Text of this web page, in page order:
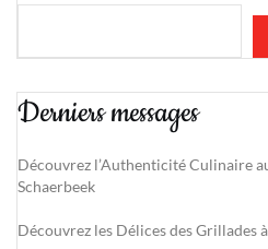
Derniers messages
Découvrez l’Authenticité Culinaire
Schaerbeek
Découvrez les Délices des Grillades